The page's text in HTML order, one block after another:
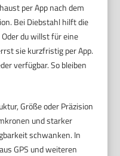
per App nach dem
Bei Diebstahl hilft die
du willst für eine
sie kurzfristig per App.
verfügbar. So bleiben
Größe oder Präzision
und starker
schwanken. In
GPS und weiteren